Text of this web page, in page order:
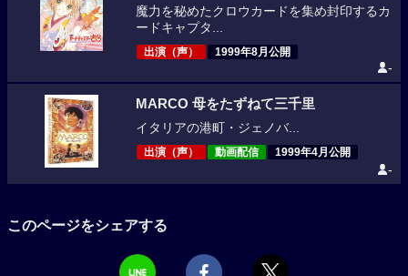
魔力を秘めたクロウカードを集め封印するカ
ードキャプタ...
出演（声） 1999年8月公開
-
MARCO 母をたずねて三千里
イタリアの港町・ジェノバ...
出演（声） 動画配信 1999年4月公開
-
このページをシェアする